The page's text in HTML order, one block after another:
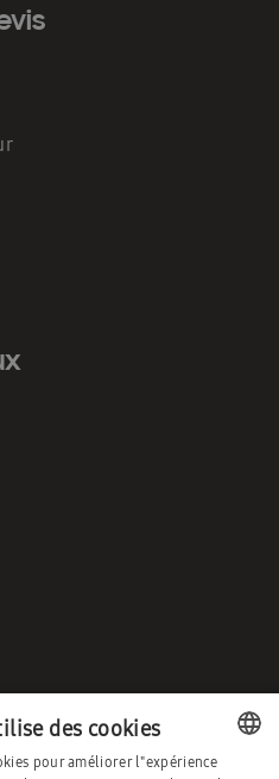
des cookies
pour améliorer l"expérience